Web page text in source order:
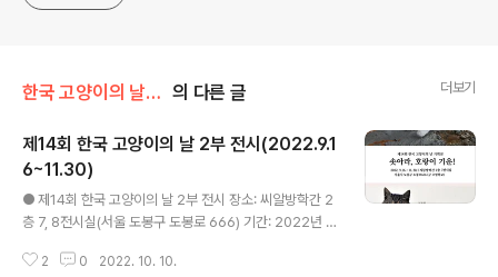
한국 고양이의 날_9월9일 의 다른 글 더보기
제14회 한국 고양이의 날 2부 전시(2022.9.1
6~11.30)
● 제14회 한국 고양이의 날 2부 전시 장소: 씨알방학간 2
층 7, 8전시실(서울 도봉구 도봉로 666) 기간: 2022년 9
양이 사진전 展 구 소방학교 건물을 리모델링한 문화공간
2 0 2022. 10. 10.